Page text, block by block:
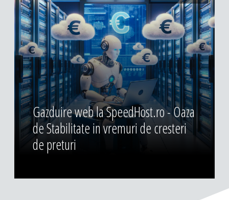
Gazduire web la SpeedHost.ro - Oaza
de Stabilitate in vremuri de cresteri
de preturi